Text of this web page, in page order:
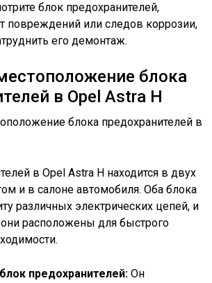
блок предохранителей,
повреждений или следов коррозии,
его демонтаж.
блока
в Opel Astra H
в Opel Astra H находится в двух
и в салоне автомобиля. Оба блока
различных электрических цепей, и
расположены для быстрого
предохранителей: Он